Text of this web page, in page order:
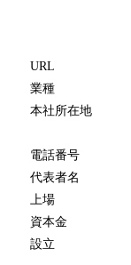
URL
業種
本社所在地
電話番号
代表者名
上場
資本金
設立